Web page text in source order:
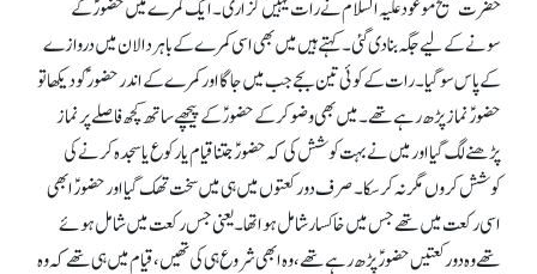
حضرت مسیح موعود علیہ السلام نے رات یہیں گزاری۔ ایک کمرے میں حضورؑ کے
سونے کے لیے جگہ بنا دی گئی۔ کہتے ہیں میں بھی اسی کمرے کے باہر دالان میں دروازے
کے پاس سو گیا۔رات کے کوئی تین بجے جب میں جاگا اور کمرے کے اندر حضور ؑکو دیکھا تو
حضورؑ نماز پڑھ رہے تھے۔ میں بھی وضو کر کے حضورؑ کے پیچھے ساتھ کچھ فاصلے پر نماز
پڑھنے لگ گیا اور میں نے بہت کوشش کی کہ حضورؑ جتنا قیام یا رکوع یا سجدہ کرنے کی
کوشش کروں مگر نہ کر سکا۔ صرف دو رکعتوں میں ہی میں سخت تھک گیا اور حضورؑ ابھی
اسی رکعت میں تھے جس میں خاکسار شامل ہوا تھا۔یعنی جس رکعت میں شامل ہوئے
تھے وہ دو رکعتیں حضورؑ پڑھ رہے تھے، وہ ابھی شروع ہی کی تھیں، قیام میں ہی تھے کہ وہ